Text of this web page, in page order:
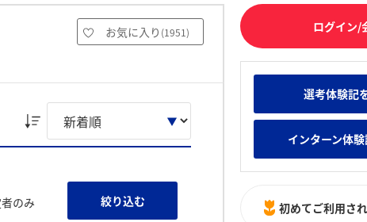
稿キャンペーン
みんなの新卒就職人気企業ランキング み
28卒 IT・DX現場社員インタビュー
直
お気に入り (1951)
のみ 絞り込む
ログイン/
選考体験記
インターン体
初めてご利用さ